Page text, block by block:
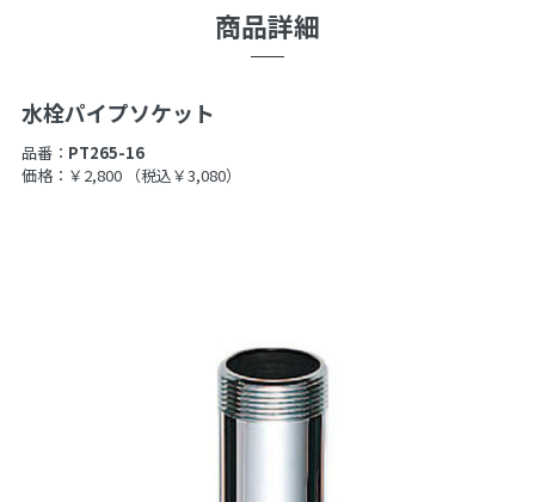
商品詳細
水栓パイプソケット
品番： PT265-16
価格：￥2,800
（税込￥3,080）